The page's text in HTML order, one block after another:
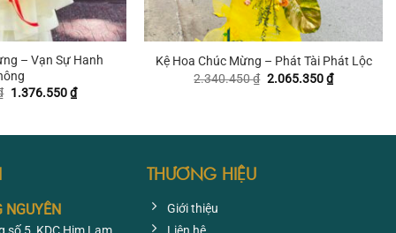
– Vạn Sự Hanh
Giá
1.376.550₫Giá
Kệ Hoa Chúc Mừng – Phát Tài Phát Lộc
2.340.450₫ Giá
2.065.350₫Giá
NGUYÊN
THƯƠNG HIỆU
Giới thiệu